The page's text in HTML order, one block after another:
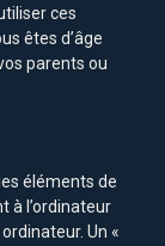
ces
êtes d’âge
parents ou
éléments de
à l’ordinateur
Un «